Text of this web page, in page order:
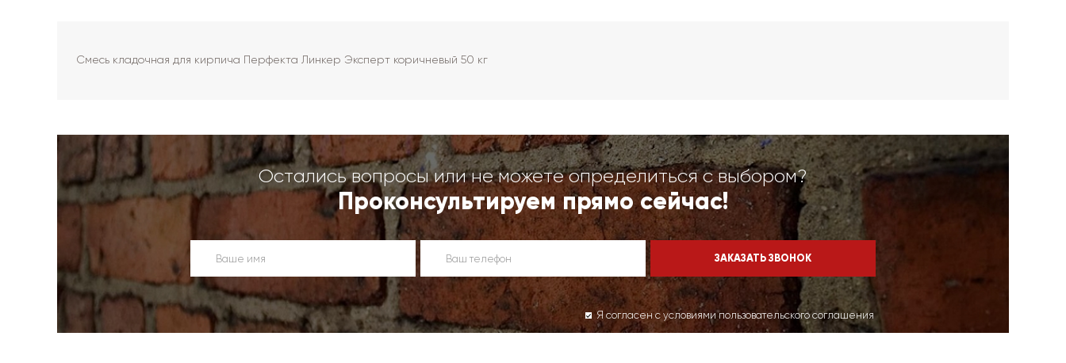
Смесь кладочная для кирпича Перфекта Линкер Эксперт коричневый 50 кг
Остались вопросы или не можете определиться с выбором?
Проконсультируем прямо сейчас!
Я согласен с условиями пользовательского соглашения